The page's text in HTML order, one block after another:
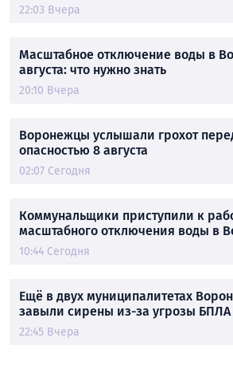
22:03 Вчера
Масштабное отключение воды в
августа: что нужно знать
20:10 Вчера
Воронежцы услышали грохот
опасностью 8 августа
02:07 Сегодня
Коммунальщики приступили к
масштабного отключения воды в
10:44 Сегодня
Ещё в двух муниципалитетах
завыли сирены из-за угрозы БПЛА
22:45 Вчера